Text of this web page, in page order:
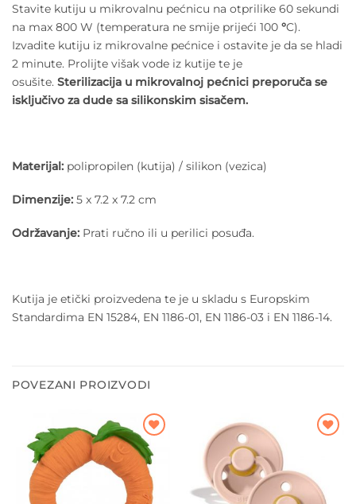
Stavite kutiju u mikrovalnu pećnicu na otprilike 60 sekundi
na max 800 W (temperatura ne smije prijeći 100 °C).
Izvadite kutiju iz mikrovalne pećnice i ostavite je da se hladi
2 minute. Prolijte višak vode iz kutije te je
osušite. Sterilizacija u mikrovalnoj pećnici preporuča se
isključivo za dude sa silikonskim sisačem.
Materijal: polipropilen (kutija) / silikon (vezica)
Dimenzije: 5 x 7.2 x 7.2 cm
Održavanje: Prati ručno ili u perilici posuđa.
Kutija je etički proizvedena te je u skladu s Europskim
Standardima EN 15284, EN 1186-01, EN 1186-03 i EN 1186-14.
POVEZANI PROIZVODI
Dodajte
na listu
želja